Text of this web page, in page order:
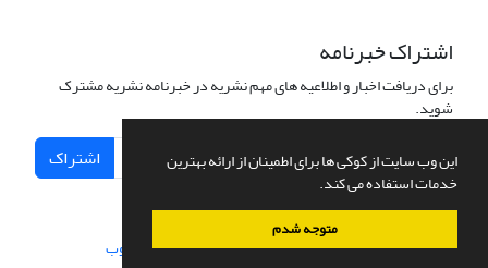
این وب سایت از کوکی ها برای اطمینان از ارائه بهترین
خدمات استفاده می کند.
متوجه شدم
اشتراک خبرنامه
برای دریافت اخبار و اطلاعیه های مهم نشریه در خبرنامه نشریه مشترک
شوید.
اشتراک
سامانه مدیریت نشریات علمی.طراحی و پیاده سازی از سیناوب